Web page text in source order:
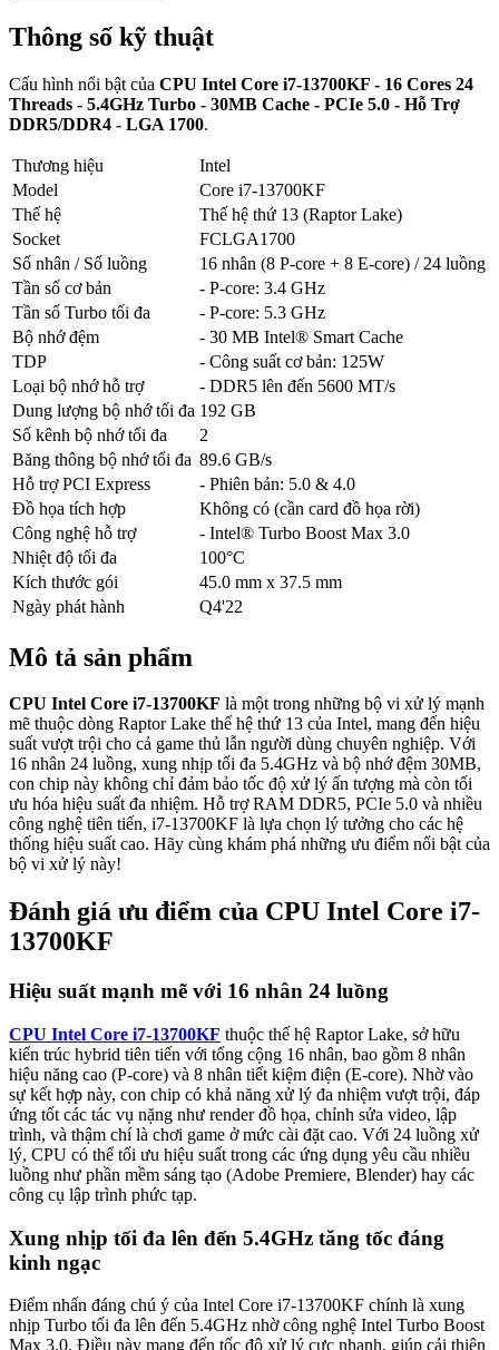
Thông số kỹ thuật
Cấu hình nổi bật của CPU Intel Core i7-13700KF - 16 Cores 24
Threads - 5.4GHz Turbo - 30MB Cache - PCIe 5.0 - Hỗ Trợ
DDR5/DDR4 - LGA 1700.
Thương hiệu
Intel
Model
Core i7-13700KF
Thế hệ
Thế hệ thứ 13 (Raptor Lake)
Socket
FCLGA1700
Số nhân / Số luồng
16 nhân (8 P-core + 8 E-core) / 24 luồng
Tần số cơ bản
- P-core: 3.4 GHz
Tần số Turbo tối đa
- P-core: 5.3 GHz
Bộ nhớ đệm
- 30 MB Intel® Smart Cache
TDP
- Công suất cơ bản: 125W
Loại bộ nhớ hỗ trợ
- DDR5 lên đến 5600 MT/s
Dung lượng bộ nhớ tối đa 192 GB
Số kênh bộ nhớ tối đa
2
Băng thông bộ nhớ tối đa 89.6 GB/s
Hỗ trợ PCI Express
- Phiên bản: 5.0 & 4.0
Đồ họa tích hợp
Không có (cần card đồ họa rời)
Công nghệ hỗ trợ
- Intel® Turbo Boost Max 3.0
Nhiệt độ tối đa
100°C
Kích thước gói
45.0 mm x 37.5 mm
Ngày phát hành
Q4'22
Mô tả sản phẩm
CPU Intel Core i7-13700KF là một trong những bộ vi xử lý mạnh
mẽ thuộc dòng Raptor Lake thế hệ thứ 13 của Intel, mang đến hiệu
suất vượt trội cho cả game thủ lẫn người dùng chuyên nghiệp. Với
16 nhân 24 luồng, xung nhịp tối đa 5.4GHz và bộ nhớ đệm 30MB,
con chip này không chỉ đảm bảo tốc độ xử lý ấn tượng mà còn tối
ưu hóa hiệu suất đa nhiệm. Hỗ trợ RAM DDR5, PCIe 5.0 và nhiều
công nghệ tiên tiến, i7-13700KF là lựa chọn lý tưởng cho các hệ
thống hiệu suất cao. Hãy cùng khám phá những ưu điểm nổi bật của
bộ vi xử lý này!
Đánh giá ưu điểm của CPU Intel Core i7-
13700KF
Hiệu suất mạnh mẽ với 16 nhân 24 luồng
CPU Intel Core i7-13700KF thuộc thế hệ Raptor Lake, sở hữu
kiến trúc hybrid tiên tiến với tổng cộng 16 nhân, bao gồm 8 nhân
hiệu năng cao (P-core) và 8 nhân tiết kiệm điện (E-core). Nhờ vào
sự kết hợp này, con chip có khả năng xử lý đa nhiệm vượt trội, đáp
ứng tốt các tác vụ nặng như render đồ họa, chỉnh sửa video, lập
trình, và thậm chí là chơi game ở mức cài đặt cao. Với 24 luồng xử
lý, CPU có thể tối ưu hiệu suất trong các ứng dụng yêu cầu nhiều
luồng như phần mềm sáng tạo (Adobe Premiere, Blender) hay các
công cụ lập trình phức tạp.
Xung nhịp tối đa lên đến 5.4GHz tăng tốc đáng
kinh ngạc
Điểm nhấn đáng chú ý của Intel Core i7-13700KF chính là xung
nhịp Turbo tối đa lên đến 5.4GHz nhờ công nghệ Intel Turbo Boost
Max 3.0. Điều này mang đến tốc độ xử lý cực nhanh, giúp cải thiện